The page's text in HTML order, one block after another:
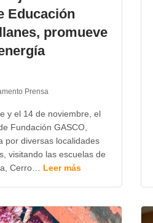
Educación
promueve
Prensa
y el 14 de noviembre, el
Fundación GASCO,
por diversas localidades
visitando las escuelas de
Cerro… Leer más